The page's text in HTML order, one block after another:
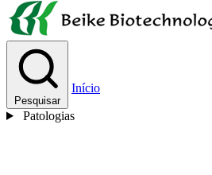
Pesquisar
Início
Patologias